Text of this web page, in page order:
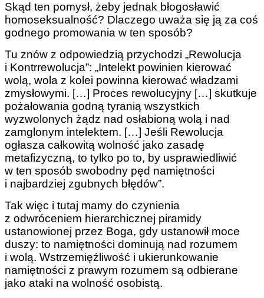
Skąd ten pomysł, żeby jednak błogosławić
homoseksualność? Dlaczego uważa się ją za coś
godnego promowania w ten sposób?
Tu znów z odpowiedzią przychodzi „Rewolucja
i Kontrrewolucja”: „Intelekt powinien kierować
wolą, wola z kolei powinna kierować władzami
zmysłowymi. […] Proces rewolucyjny […] skutkuje
pożałowania godną tyranią wszystkich
wyzwolonych żądz nad osłabioną wolą i nad
zamglonym intelektem. […] Jeśli Rewolucja
ogłasza całkowitą wolność jako zasadę
metafizyczną, to tylko po to, by usprawiedliwić
w ten sposób swobodny pęd namiętności
i najbardziej zgubnych błędów”.
Tak więc i tutaj mamy do czynienia
z odwróceniem hierarchicznej piramidy
ustanowionej przez Boga, gdy ustanowił moce
duszy: to namiętności dominują nad rozumem
i wolą. Wstrzemięźliwość i ukierunkowanie
namiętności z prawym rozumem są odbierane
jako ataki na wolność osobistą.